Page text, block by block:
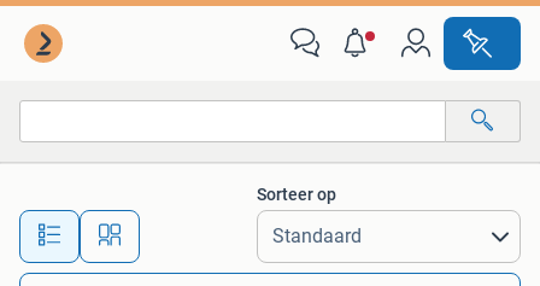
Alle afstanden…
Sorteer op